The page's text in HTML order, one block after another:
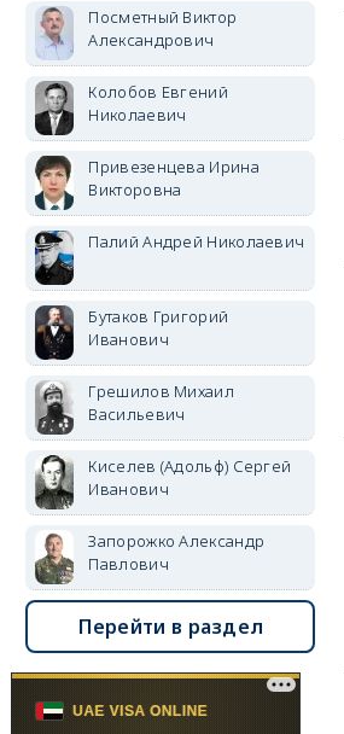
Посметный Виктор
Александрович
Колобов Евгений
Николаевич
Привезенцева Ирина
Викторовна
Палий Андрей Николаевич
Бутаков Григорий
Иванович
Грешилов Михаил
Васильевич
Киселев (Адольф) Сергей
Иванович
Запорожко Александр
Павлович
Перейти в раздел